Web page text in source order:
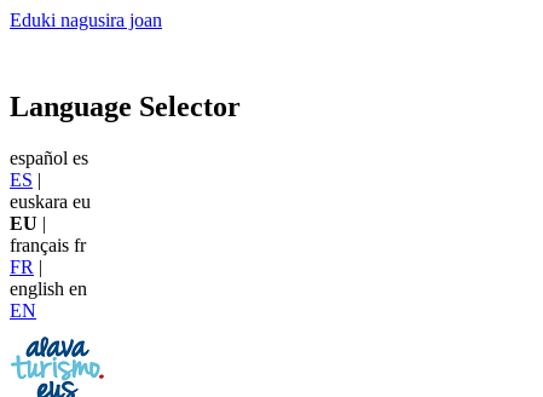
Eduki nagusira joan
Language Selector
español es
ES |
euskara eu
EU |
français fr
FR |
english en
EN